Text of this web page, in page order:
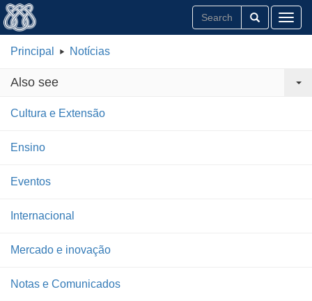
Principal Notícias
Also see
Cultura e Extensão
Ensino
Eventos
Internacional
Mercado e inovação
Notas e Comunicados